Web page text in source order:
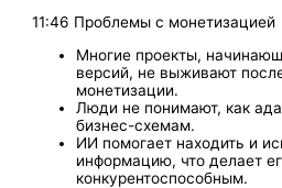
11:46 Проблемы с монетизацией
Многие проекты,
версий, не выживают
монетизации.
Люди не понимают, как
бизнес-схемам.
ИИ помогает находить и
информацию, что делает
конкурентоспособным.